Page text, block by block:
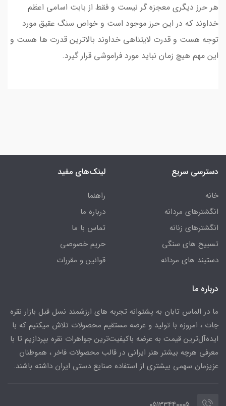
هر حرز دیگری معجزه گر نیست و فقط از بابت اسامی اعظم
خداوند که در این حرز موجود است و خواص سنگ عقیق مورد
توجه هست و قدرت لایتناهی خداوند بالاترین قدرت ها هست و
این مهم هیچ زمان نباید مورد فراموشی قرار گیرد.
دسترسی سریع
خانه
انگشترهای مردانه
انگشترهای زنانه
تسبیح های سنگی
دستبند های مردانه
لینک‌های مفید
راهنما
درباره ما
تماس با ما
حریم خصوصی
قوانین و مقررات
درباره ما
ما در الماس تابان به پشتوانه تجربه های ارزشمند نسل قبل بازار نقره
جات ، امروزه با تولید و عرضه مستقیم محصولات تلاش میکنیم که با
ایده‌آل‌ترین قیمت به عرضه باکیفیت‌ترین جواهرات نقره بپردازیم تا با
معرفی هرچه بیشتر هنر ایرانی در قالب محصولات فاخر ، هموطنان
عزیزمان سهمی بیشتری از استفاده صنایع دستی ایران داشته باشند.